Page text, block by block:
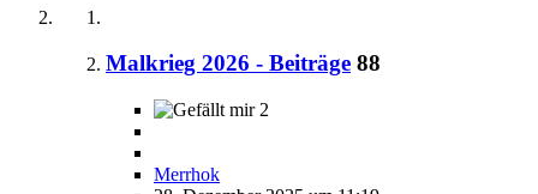
Malkrieg 2026 - Beiträge 88
2
Merrhok